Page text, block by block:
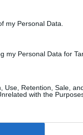
my Personal Data.
my Personal Data for
Use, Retention, Sale,
with the
πετρελαίου
την κατασκευή
και στο